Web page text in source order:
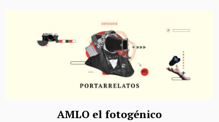
AMLO el fotogénico